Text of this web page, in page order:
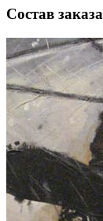
Состав заказа